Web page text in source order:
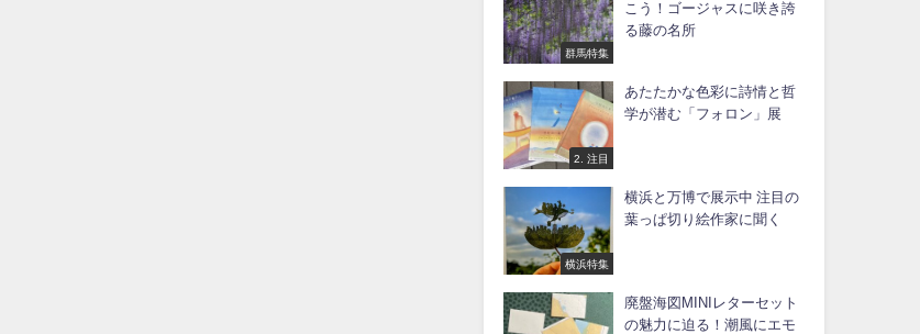
群馬特集
こう！ゴージャスに咲き誇
る藤の名所
2. 注目
あたたかな色彩に詩情と哲
学が潜む「フォロン」展
横浜特集
横浜と万博で展示中 注目の
葉っぱ切り絵作家に聞く
廃盤海図MINIレターセット
の魅力に迫る！潮風にエモ